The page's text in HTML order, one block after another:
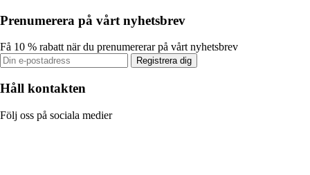
Prenumerera på vårt nyhetsbrev
Få 10 % rabatt när du prenumererar på vårt nyhetsbrev
Registrera dig
Håll kontakten
Följ oss på sociala medier